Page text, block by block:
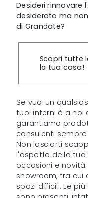
Desideri rinnovare
desiderato ma
di Grandate?
Scopri tutte
la tua casa!
Se vuoi un
tuoi interni è a noi
garantiamo
consulenti
Non lasciarti
l'aspetto della tua
occasioni e
showroom, tra
spazi difficili. Le